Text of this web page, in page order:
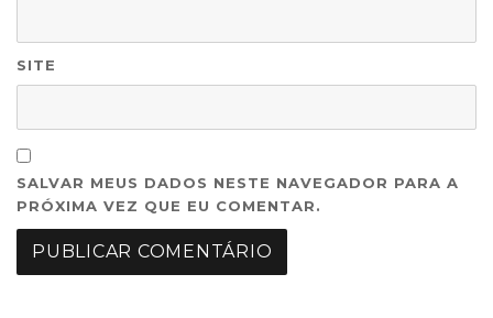
SITE
SALVAR MEUS DADOS NESTE NAVEGADOR PARA A
PRÓXIMA VEZ QUE EU COMENTAR.